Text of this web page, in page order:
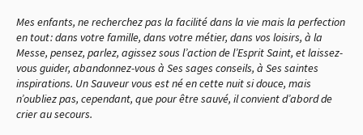
Mes enfants, ne recherchez pas la facilité dans la vie mais la perfection
en tout : dans votre famille, dans votre métier, dans vos loisirs, à la
Messe, pensez, parlez, agissez sous l’action de l’Esprit Saint, et laissez-
vous guider, abandonnez-vous à Ses sages conseils, à Ses saintes
inspirations. Un Sauveur vous est né en cette nuit si douce, mais
n’oubliez pas, cependant, que pour être sauvé, il convient d’abord de
crier au secours.